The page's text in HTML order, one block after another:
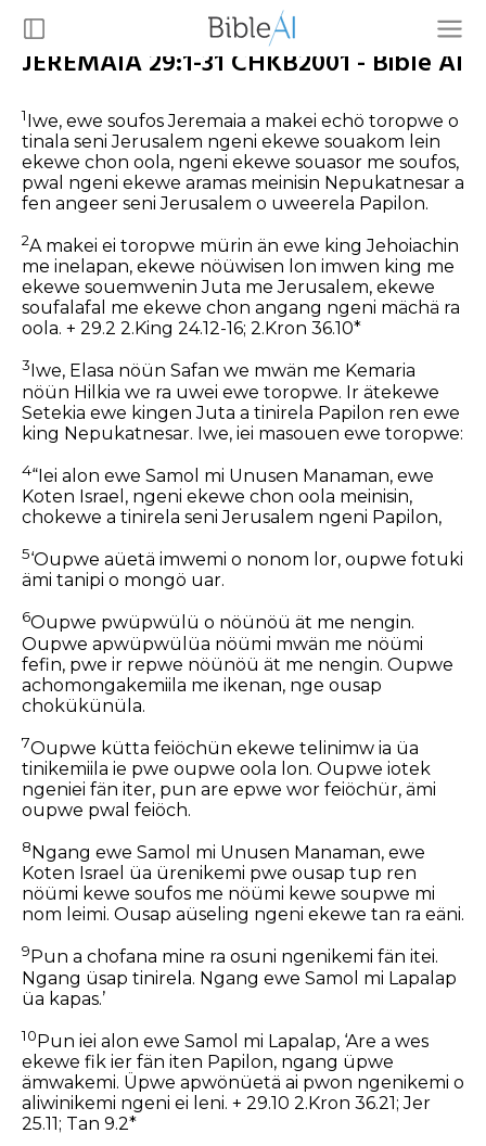
JEREMAIA 29:1-31 CHKB2001 - Bible AI
1Iwe, ewe soufos Jeremaia a makei echö toropwe o
tinala seni Jerusalem ngeni ekewe souakom lein
ekewe chon oola, ngeni ekewe souasor me soufos,
pwal ngeni ekewe aramas meinisin Nepukatnesar a
fen angeer seni Jerusalem o uweerela Papilon.
2A makei ei toropwe mürin än ewe king Jehoiachin
me inelapan, ekewe nöüwisen lon imwen king me
ekewe souemwenin Juta me Jerusalem, ekewe
soufalafal me ekewe chon angang ngeni mächä ra
oola. + 29.2 2.King 24.12-16; 2.Kron 36.10*
3 Iwe, Elasa nöün Safan we mwän me Kemaria
nöün Hilkia we ra uwei ewe toropwe. Ir ätekewe
Setekia ewe kingen Juta a tinirela Papilon ren ewe
king Nepukatnesar. Iwe, iei masouen ewe toropwe:
4“Iei alon ewe Samol mi Unusen Manaman, ewe
Koten Israel, ngeni ekewe chon oola meinisin,
chokewe a tinirela seni Jerusalem ngeni Papilon,
5‘Oupwe aüetä imwemi o nonom lor, oupwe fotuki
ämi tanipi o mongö uar.
6Oupwe pwüpwülü o nöünöü ät me nengin.
Oupwe apwüpwülüa nöümi mwän me nöümi
fefin, pwe ir repwe nöünöü ät me nengin. Oupwe
achomongakemiila me ikenan, nge ousap
chokükünüla.
7Oupwe kütta feiöchün ekewe telinimw ia üa
tinikemiila ie pwe oupwe oola lon. Oupwe iotek
ngeniei fän iter, pun are epwe wor feiöchür, ämi
oupwe pwal feiöch.
8 Ngang ewe Samol mi Unusen Manaman, ewe
Koten Israel üa ürenikemi pwe ousap tup ren
nöümi kewe soufos me nöümi kewe soupwe mi
nom leimi. Ousap aüseling ngeni ekewe tan ra eäni.
9 Pun a chofana mine ra osuni ngenikemi fän itei.
Ngang üsap tinirela. Ngang ewe Samol mi Lapalap
üa kapas.’
10Pun iei alon ewe Samol mi Lapalap, ‘Are a wes
ekewe fik ier fän iten Papilon, ngang üpwe
ämwakemi. Üpwe apwönüetä ai pwon ngenikemi o
aliwinikemi ngeni ei leni. + 29.10 2.Kron 36.21; Jer
25.11; Tan 9.2*